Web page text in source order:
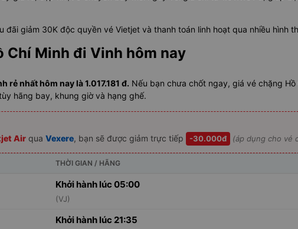
đãi giảm 30K độc quyền vé Vietjet và thanh toán linh hoạt qua nhiều hình
Chí Minh đi Vinh hôm nay
rẻ nhất hôm nay là 1.017.181 đ. Nếu bạn chưa chốt ngay, giá vé chặng
hãng bay, khung giờ và hạng ghế.
Air qua Vexere, bạn sẽ được giảm trực tiếp -30.000đ (áp dụng cho vé
THỜI GIAN / HÃNG
Khởi hành lúc 05:00
(VJ)
Khởi hành lúc 21:35